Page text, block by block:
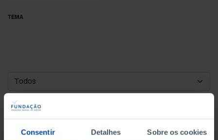
Consentir Detalhes Sobre os cookies
TEMA
DATA DE INÍCIO
DATA DE FIM